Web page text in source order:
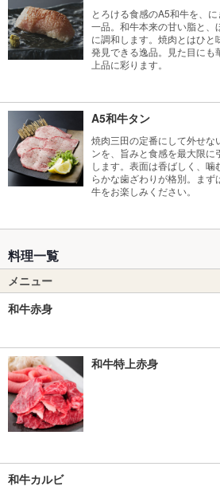
とろける食感のA5和牛を、
一品。和牛本来の甘い脂と
に調和します。焼肉とはひ
発見できる逸品。見た目にも
上品に彩ります。
A5和牛タン
焼肉三田の定番にして外せな
ンを、旨みと食感を最大限
します。表面は香ばしく、
らかな歯ざわりが格別。ま
牛をお楽しみください。
料理一覧
メニュー
和牛赤身
和牛特上赤身
和牛カルビ